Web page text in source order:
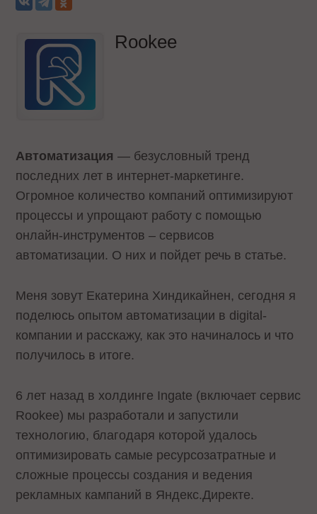
Rookee
Автоматизация — безусловный тренд
последних лет в интернет-маркетинге.
Огромное количество компаний оптимизируют
процессы и упрощают работу с помощью
онлайн-инструментов – сервисов
автоматизации. О них и пойдет речь в статье.
Меня зовут Екатерина Хиндикайнен, сегодня я
поделюсь опытом автоматизации в digital-
компании и расскажу, как это начиналось и что
получилось в итоге.
6 лет назад в холдинге Ingate (включает сервис
Rookee) мы разработали и запустили
технологию, благодаря которой удалось
оптимизировать самые ресурсозатратные и
сложные процессы создания и ведения
рекламных кампаний в Яндекс.Директе.